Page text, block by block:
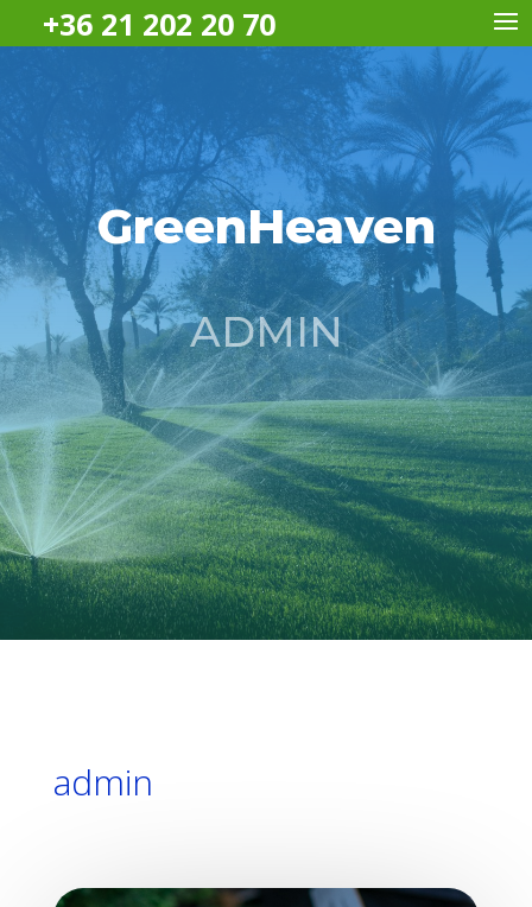
+36 21 202 20 70
GreenHeaven
ADMIN
admin